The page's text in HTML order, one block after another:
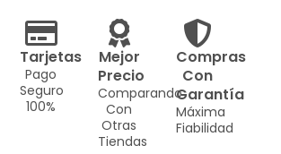
Tarjetas
Pago
Seguro
100%
Mejor
Precio
Comparando
Con
Otras
Tiendas
Compras
Con
Garantía
Máxima
Fiabilidad